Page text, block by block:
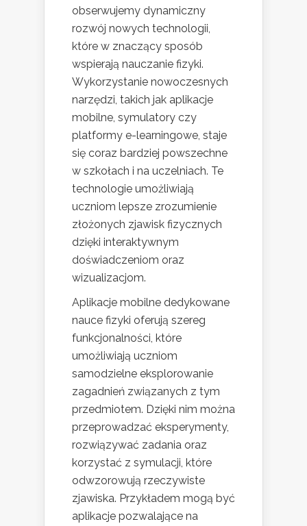
obserwujemy dynamiczny
rozwój nowych technologii,
które w znaczący sposób
wspierają nauczanie fizyki.
Wykorzystanie nowoczesnych
narzędzi, takich jak aplikacje
mobilne, symulatory czy
platformy e-learningowe, staje
się coraz bardziej powszechne
w szkołach i na uczelniach. Te
technologie umożliwiają
uczniom lepsze zrozumienie
złożonych zjawisk fizycznych
dzięki interaktywnym
doświadczeniom oraz
wizualizacjom.
Aplikacje mobilne dedykowane
nauce fizyki oferują szereg
funkcjonalności, które
umożliwiają uczniom
samodzielne eksplorowanie
zagadnień związanych z tym
przedmiotem. Dzięki nim można
przeprowadzać eksperymenty,
rozwiązywać zadania oraz
korzystać z symulacji, które
odwzorowują rzeczywiste
zjawiska. Przykładem mogą być
aplikacje pozwalające na